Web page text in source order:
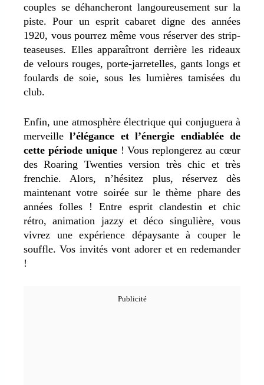
couples se déhancheront langoureusement sur la
piste. Pour un esprit cabaret digne des années
1920, vous pourrez même vous réserver des strip-
teaseuses. Elles apparaîtront derrière les rideaux
de velours rouges, porte-jarretelles, gants longs et
foulards de soie, sous les lumières tamisées du
club.
Enfin, une atmosphère électrique qui conjuguera à
merveillel’élégance et l’énergie endiablée de
cette période unique! Vous replongerez au cœur
des Roaring Twenties version très chic et très
frenchie. Alors, n’hésitez plus, réservez dès
maintenant votre soirée sur le thème phare des
années folles ! Entre esprit clandestin et chic
rétro, animation jazzy et déco singulière, vous
vivrez une expérience dépaysante à couper le
souffle. Vos invités vont adorer et en redemander
!